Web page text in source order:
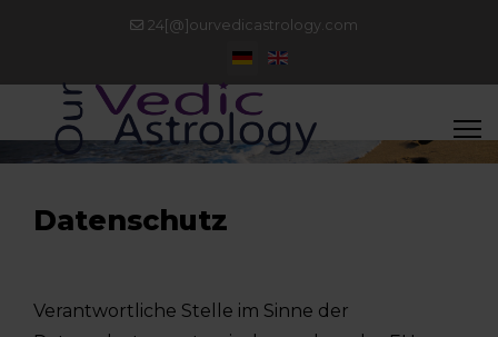
24[@]ourvedicastrology.com
Sprache auswählen
Datenschutz
Verantwortliche Stelle im Sinne der